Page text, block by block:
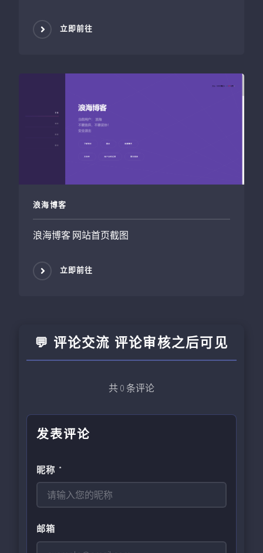
立即前往
浪海博客
浪海博客 网站首页截图
立即前往
💬 评论交流 评论审核之后可见
共 0 条评论
发表评论
昵称 *
邮箱